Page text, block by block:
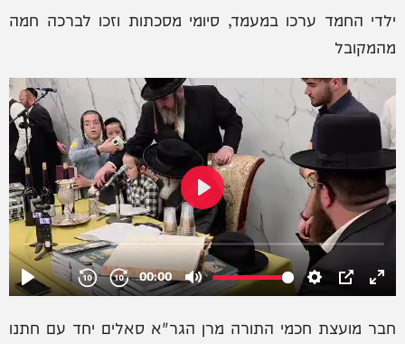
ילדי החמד ערכו במעמד, סיומי מסכתות וזכו לברכה חמה
מהמקובל
חבר מועצת חכמי התורה מרן הגר"א סאלים יחד עם חתנו